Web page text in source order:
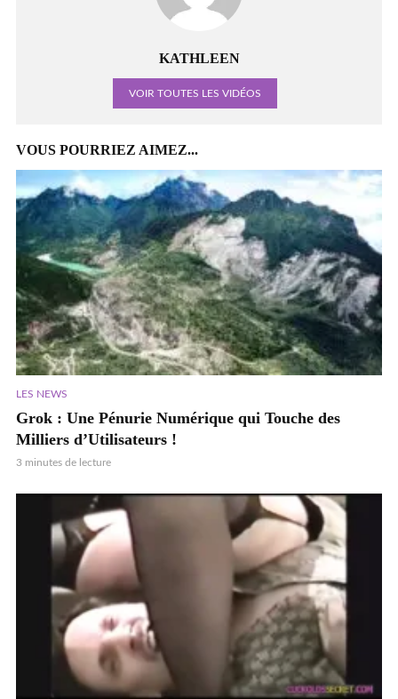
KATHLEEN
VOIR TOUTES LES VIDÉOS
VOUS POURRIEZ AIMEZ...
LES NEWS
Grok : Une Pénurie Numérique qui Touche des
Milliers d’Utilisateurs !
3 minutes de lecture